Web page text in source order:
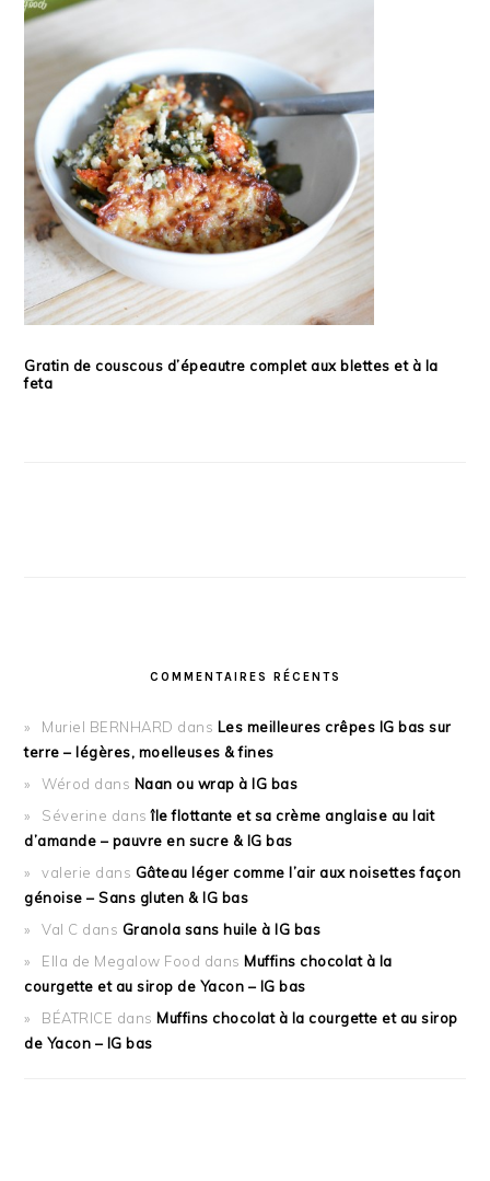
Gratin de couscous d’épeautre complet aux blettes et à la
feta
COMMENTAIRES RÉCENTS
Muriel BERNHARD dans Les meilleures crêpes IG bas sur
terre – légères, moelleuses & fines
Wérod dans Naan ou wrap à IG bas
Séverine dansîle flottante et sa crème anglaise au lait
d’amande – pauvre en sucre & IG bas
valerie dans Gâteau léger comme l’air aux noisettes façon
génoise – Sans gluten & IG bas
Val C dans Granola sans huile à IG bas
Ella de Megalow Food dans Muffins chocolat à la
courgette et au sirop de Yacon – IG bas
BÉATRICE dans Muffins chocolat à la courgette et au sirop
de Yacon – IG bas